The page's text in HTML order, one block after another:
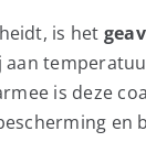
is het
is deze
en